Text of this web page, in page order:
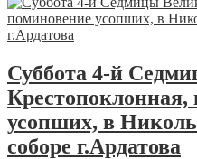
Суббота 4-й
Крестопоклонная,
усопших, в
соборе г.Ардатова